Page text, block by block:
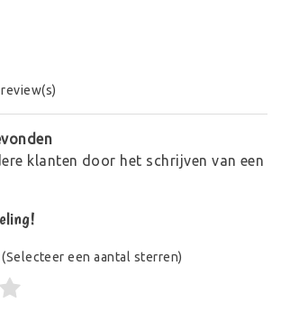
klanten door het schrijven van een
(Selecteer een aantal sterren)